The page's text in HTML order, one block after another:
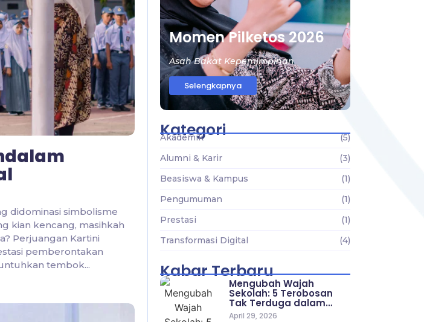
didominasi simbolisme
kian kencang, masihkah
Perjuangan Kartini
pemberontakan
tembok...
Momen Pilketos 2026
Asah Bakat Kepemimpinan
Selengkapnya
Kategori
Akademik
(5)
Alumni & Karir
(3)
Beasiswa & Kampus
(1)
Pengumuman
(1)
Prestasi
(1)
Transformasi Digital
(4)
Kabar Terbaru
Mengubah Wajah
Sekolah: 5 Terobosan
Tak Terduga dalam…
April 29, 2026